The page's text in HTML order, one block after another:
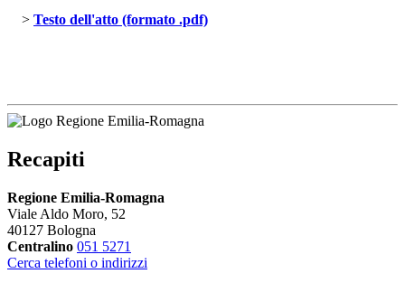
> Testo dell'atto (formato .pdf)
Recapiti
Regione Emilia-Romagna
Viale Aldo Moro, 52
40127 Bologna
Centralino 051 5271
Cerca telefoni o indirizzi